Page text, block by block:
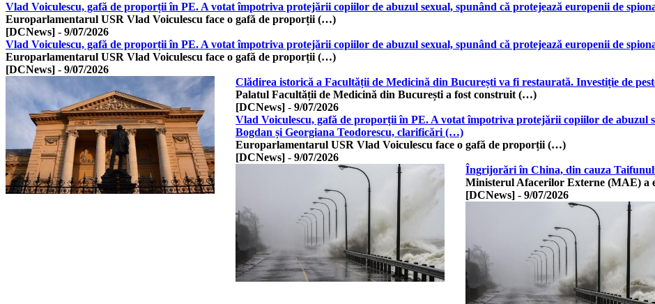
Vlad Voiculescu, gafă de proporții în PE. A votat împotriva protejării copiilor de abuzul sexual, spunând că protejează europenii de
Europarlamentarul USR Vlad Voiculescu face o gafă de proporții (…)
[DCNews] - 9/07/2026
Vlad Voiculescu, gafă de proporții în PE. A votat împotriva protejării copiilor de abuzul sexual, spunând că protejează europenii de
Europarlamentarul USR Vlad Voiculescu face o gafă de proporții (…)
[DCNews] - 9/07/2026
Clădirea istorică a Facultății de Medicină din București va fi restaurată. Investiție de
Palatul Facultății de Medicină din București a fost construit (…)
[DCNews] - 9/07/2026
Vlad Voiculescu, gafă de proporții în PE. A votat împotriva protejării copiilor de abuzul
Bogdan și Georgiana Teodorescu, clarificări (…)
Europarlamentarul USR Vlad Voiculescu face o gafă de proporții (…)
[DCNews] - 9/07/2026
Îngrijorări în China, din cauza
Ministerul Afacerilor Externe (MAE) a
[DCNews] - 9/07/2026